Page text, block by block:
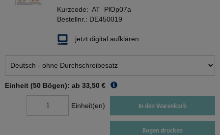
Kurzcode: AT_PlOp07a
Bestellnr.: DE450019
jetzt digital aufklären
Einheit (50 Bögen): ab 33,50 €
Einheit(en) In den Warenkorb
Bogen drucken